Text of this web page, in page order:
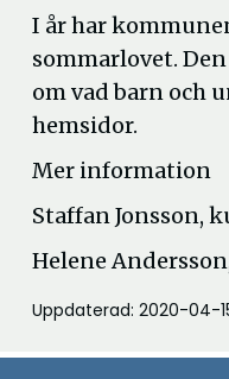
I år har
sommarlovet.
om vad barn och
hemsidor.
Mer information
Staffan Jonsson,
Helene
Uppdaterad: 2020-04-